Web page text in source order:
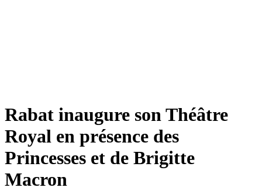
Rabat inaugure son Théâtre
Royal en présence des
Princesses et de Brigitte
Macron